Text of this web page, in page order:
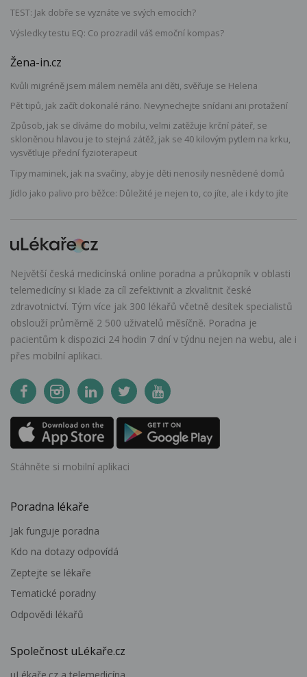
TEST: Jak dobře se vyznáte ve svých emocích?
Výsledky testu EQ: Co prozradil váš emoční kompas?
Žena-in.cz
Kvůli migréně jsem málem neměla ani děti, svěřuje se Helena
Pět tipů, jak začít dokonalé ráno. Nevynechejte snídani ani protažení
Způsob, jak se díváme do mobilu, velmi zatěžuje krční páteř, se
skloněnou hlavou je to stejná zátěž, jak se 40 kilovým pytlem na krku,
vysvětluje přední fyzioterapeut
Tipy maminek, jak na svačiny, aby je děti nenosily nesnědené domů
Jídlo jako palivo pro běžce: Důležité je nejen to, co jíte, ale i kdy to jíte
Největší česká medicínská online poradna a průkopník v oblasti
telemedicíny si klade za cíl zefektivnit a zkvalitnit české
zdravotnictví. Tým více jak 300 lékařů včetně desítek specialistů
obslouží průměrně 2 500 uživatelů měsíčně. Poradna je
pacientům k dispozici 24 hodin 7 dní v týdnu nejen na webu, ale i
přes mobilní aplikaci.
Stáhněte si mobilní aplikaci
Poradna lékaře
Jak funguje poradna
Kdo na dotazy odpovídá
Zeptejte se lékaře
Tematické poradny
Odpovědi lékařů
Společnost uLékaře.cz